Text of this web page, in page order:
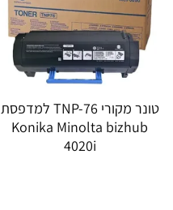
טונר מקורי TNP-76 למדפסת
Konika Minolta bizhub
4020i